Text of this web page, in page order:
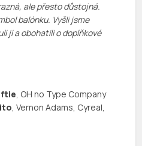
ale přesto důstojná.
balónku. Vyšli jsme
ji a obohatili o doplňkové
, OH no Type Company
, Vernon Adams, Cyreal,